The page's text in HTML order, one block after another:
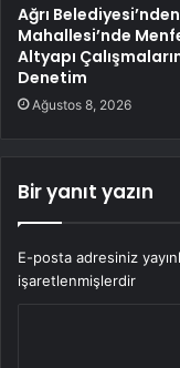
Ağrı
Mahallesi’nde
Altyapı
Denetim
Ağustos 8, 2026
Bir yanıt yazın
E-posta adresiniz
işaretlenmişlerdir